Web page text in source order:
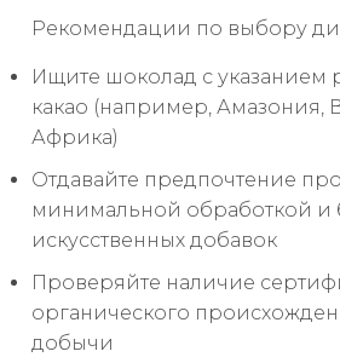
Рекомендации по выбору
Ищите шоколад с указанием
какао (например, Амазония,
Африка)
Отдавайте предпочтение
минимальной обработкой и
искусственных добавок
Проверяйте наличие
органического
добычи